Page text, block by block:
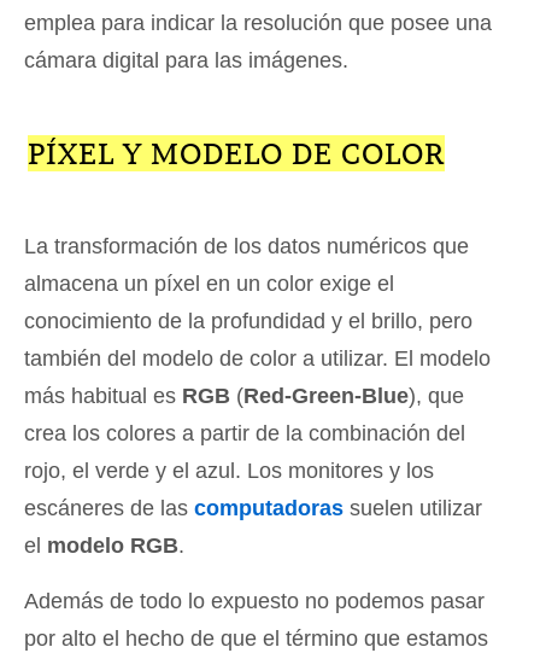
emplea para indicar la resolución que posee una
cámara digital para las imágenes.
PÍXEL Y MODELO DE COLOR
La transformación de los datos numéricos que
almacena un píxel en un color exige el
conocimiento de la profundidad y el brillo, pero
también del modelo de color a utilizar. El modelo
más habitual es RGB (Red-Green-Blue), que
crea los colores a partir de la combinación del
rojo, el verde y el azul. Los monitores y los
escáneres de las computadoras suelen utilizar
el modelo RGB.
Además de todo lo expuesto no podemos pasar
por alto el hecho de que el término que estamos